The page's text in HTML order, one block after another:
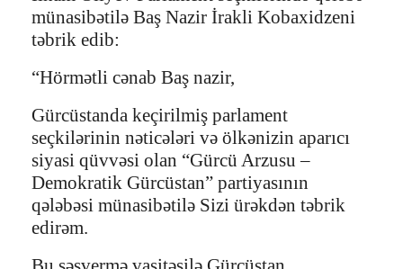
münasibətilə Baş Nazir İrakli Kobaxidzeni
təbrik edib:
“Hörmətli cənab Baş nazir,
Gürcüstanda keçirilmiş parlament
seçkilərinin nəticələri və ölkənizin aparıcı
siyasi qüvvəsi olan “Gürcü Arzusu –
Demokratik Gürcüstan” partiyasının
qələbəsi münasibətilə Sizi ürəkdən təbrik
edirəm.